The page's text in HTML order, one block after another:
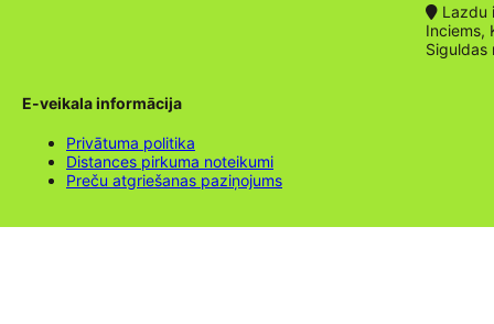
Lazdu
Inciems,
Siguldas
E-veikala informācija
Privātuma politika
Distances pirkuma noteikumi
Preču atgriešanas paziņojums